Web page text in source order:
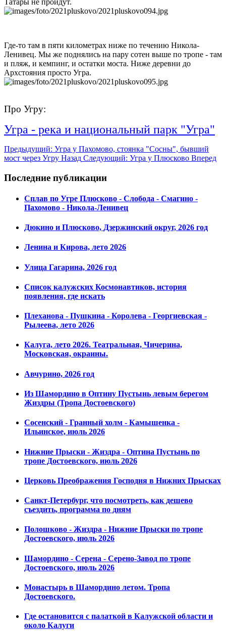
Где-то там в пяти километрах ниже по течению Никола-
Ленивец. Мы же поднялись на пару сотен выше по тропе - там
и пляж, и кемпинг, и остатки моста. Ниже деревни до
Архстояния просто Угра.
Про Угру:
Угра - река и национальный парк "Угра"
Предыдущий: Угра у Пахомово, стоянка "Сосны", бывший
мост через Угру Назад Следующий: Угра у Плюсково Вперед
Последние публикации
Сплав по Угре Плюсково - Слобода - Смагино -
Пахомово - Никола-Ленивец
Дюкино и Плюсково, Дзержинский округ, 2026 год
Ленина и Кирова, лето 2026
Улица Гагарина, 2026 год
Список калужских Космонавтиков, история
появления, где искать
Плеханова - Пушкина - Королева - Георгиевская -
Рылеева, лето 2026
Калуга, лето 2026. Театральная, Чичерина,
Московская, окраины.
Авчурино, 2026 год
Из Шамордино в Оптину Пустынь левым берегом
Жиздры (Тропа Достоевского)
Сосенский - Гранный холм - Камышенка -
Ильинское, июль 2026
Нижние Прыски - Жиздра - Оптина Пустынь по
тропе Достоевского, июль 2026
Церковь Преображения Господня в Нижних Прысках
Санкт-Петербург, что посмотреть, как дешево
съездить, программа по дням
Полошково - Жиздра - Нижние Прыски по тропе
Достоевского, июль 2026
Шамордино - Серена - Серено-Завод по тропе
Достоевского, июль 2026
Монастырь в Шамордино летом. Тропа
Достоевского.
Где остановится с палаткой в Калужской области и
около Калуги